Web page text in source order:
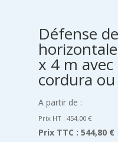
Défense
x 4 m avec
cordura
A partir de :
Prix HT : 454,00 €
Prix TTC : 544,80 €